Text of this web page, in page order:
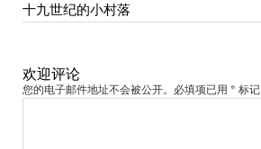
十九世纪的小村落
欢迎评论
您的电子邮件地址不会被公开。必填项已用 * 标记